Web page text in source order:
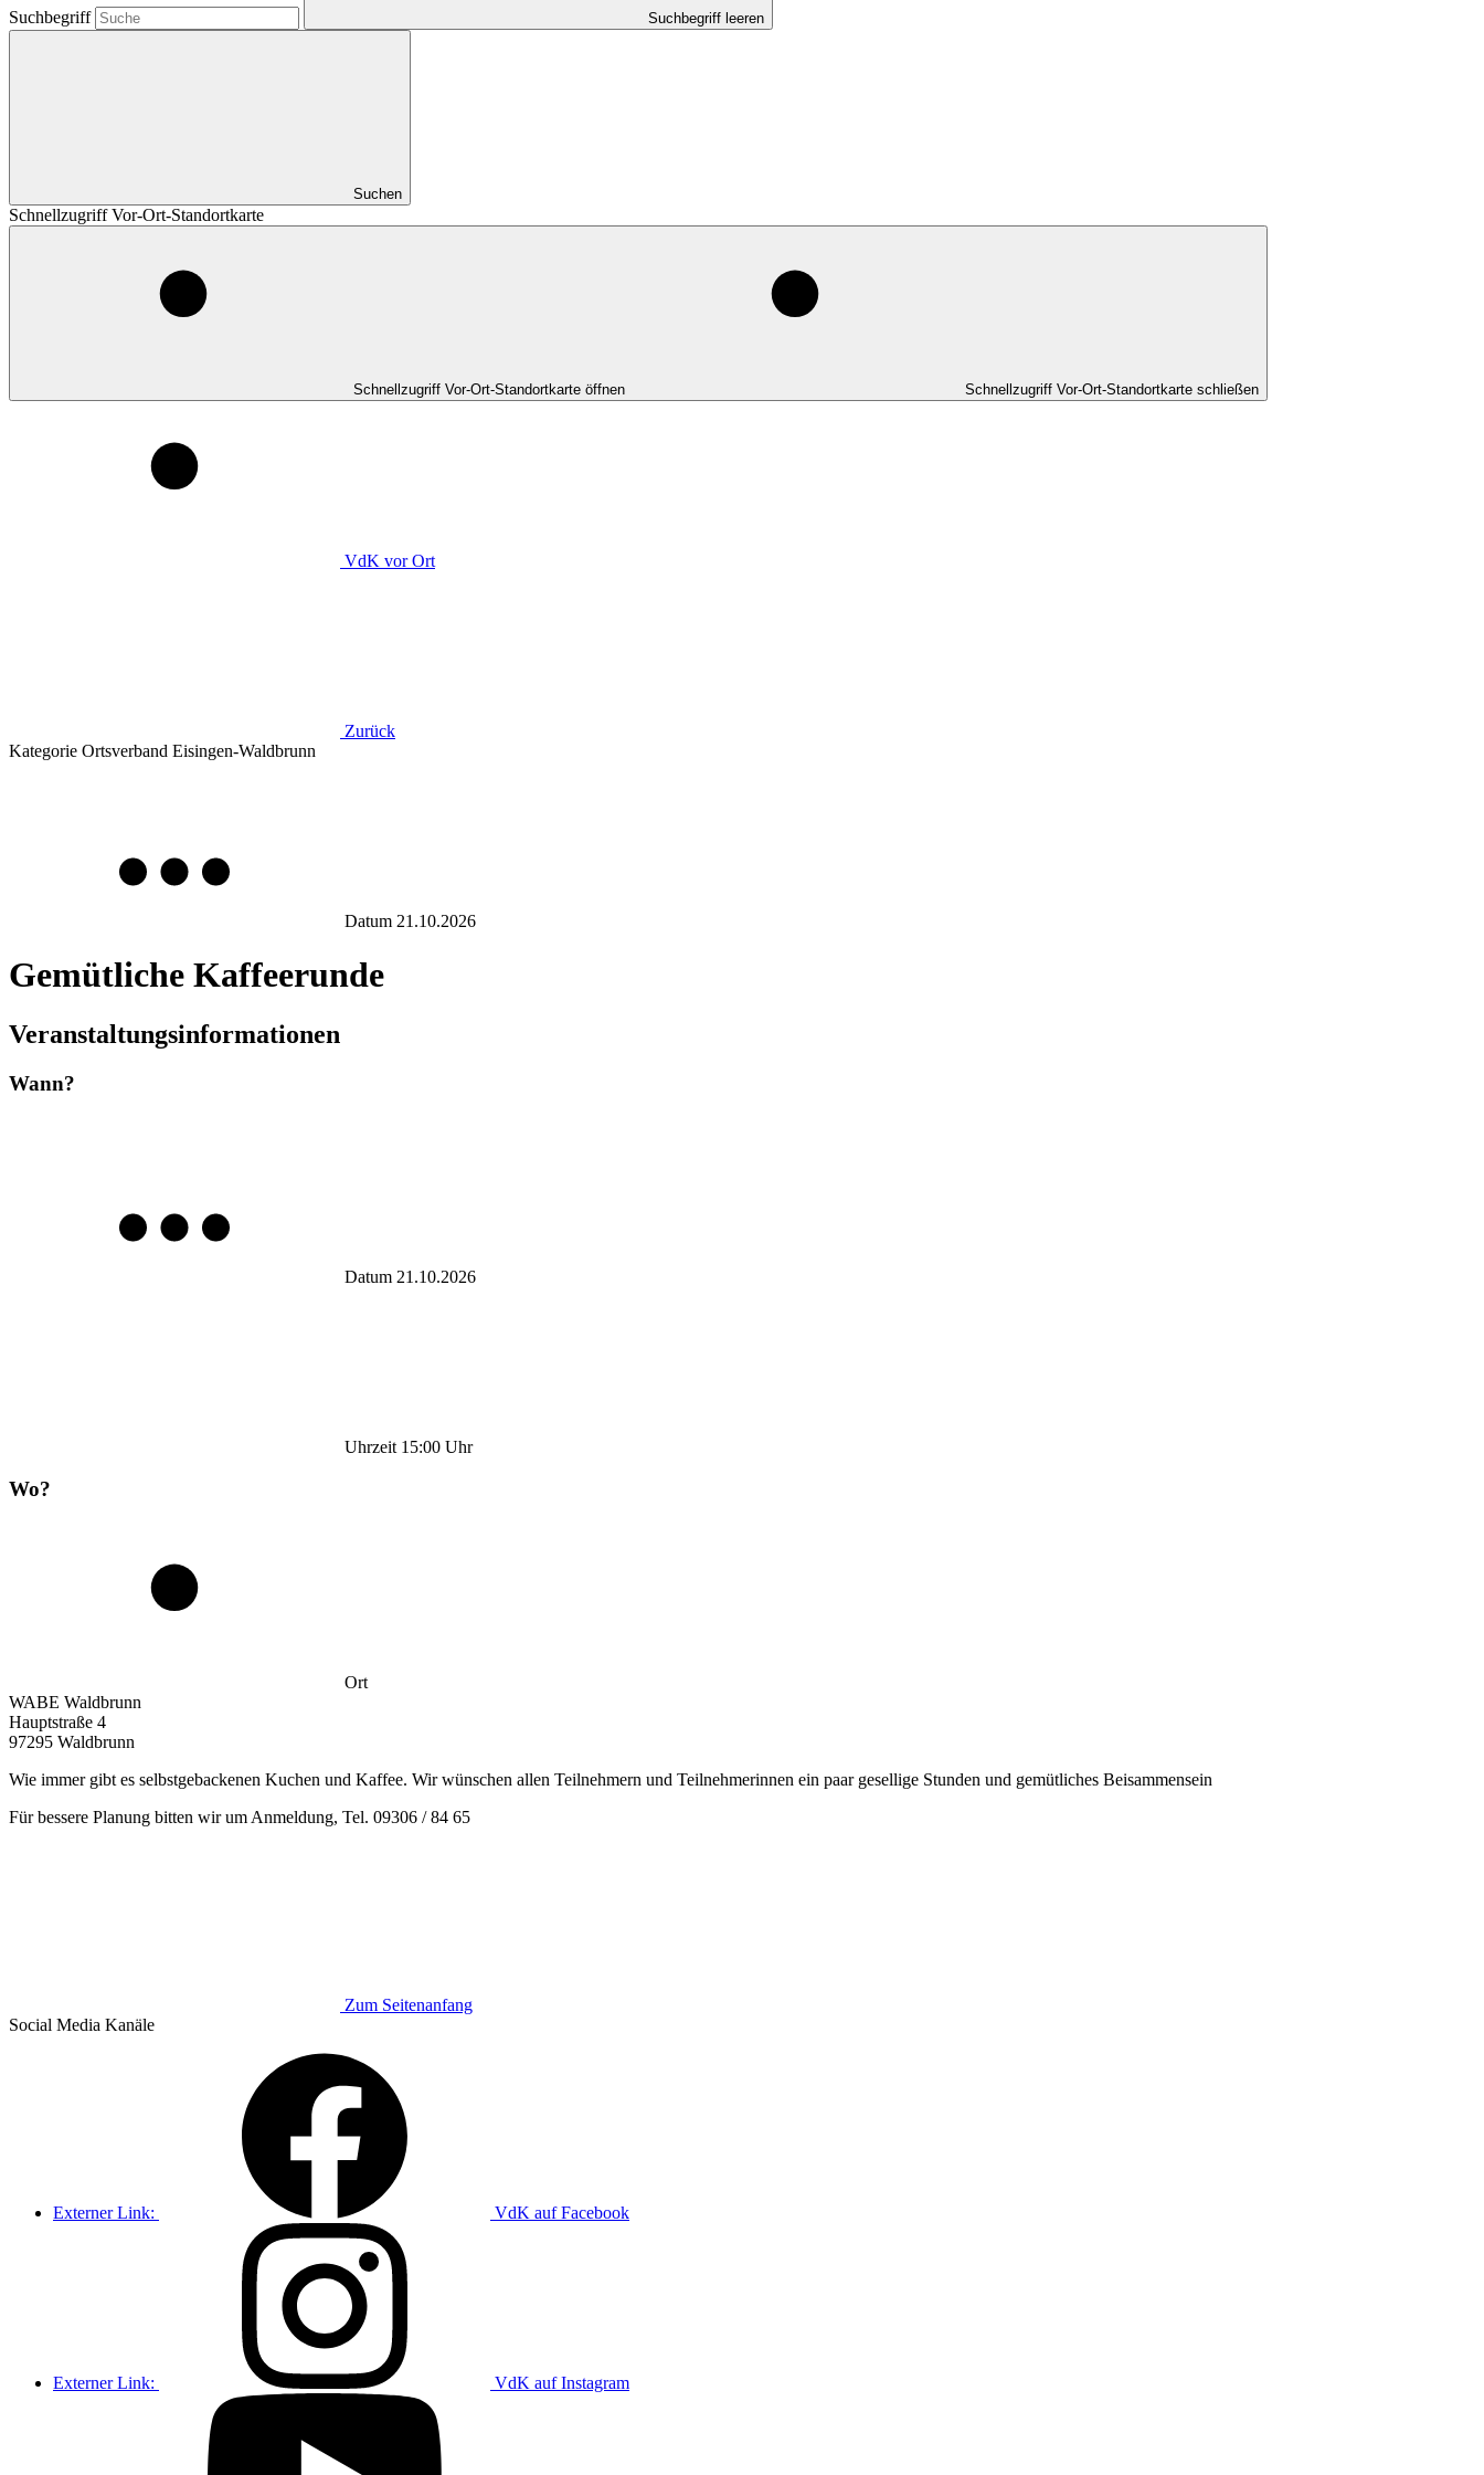
Suchbegriff Suchbegriff leeren
Suchen
Schnellzugriff Vor-Ort-Standortkarte
Schnellzugriff Vor-Ort-Standortkarte öffnen Schnellzugriff Vor-Ort-Standortkarte schließen
VdK vor Ort
Zurück
Kategorie Ortsverband Eisingen-Waldbrunn
Datum 21.10.2026
Gemütliche Kaffeerunde
Veranstaltungsinformationen
Wann?
Datum 21.10.2026
Uhrzeit 15:00 Uhr
Wo?
Ort
WABE Waldbrunn
Hauptstraße 4
97295 Waldbrunn
Wie immer gibt es selbstgebackenen Kuchen und Kaffee. Wir wünschen allen Teilnehmern und Teilnehmerinnen ein paar gesellige Stunden und gemütliches Beisammensein
Für bessere Planung bitten wir um Anmeldung, Tel. 09306 / 84 65
Zum Seitenanfang
Social Media Kanäle
Externer Link: VdK auf Facebook
Externer Link: VdK auf Instagram